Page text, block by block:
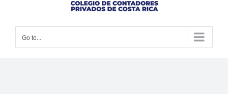
Go to...